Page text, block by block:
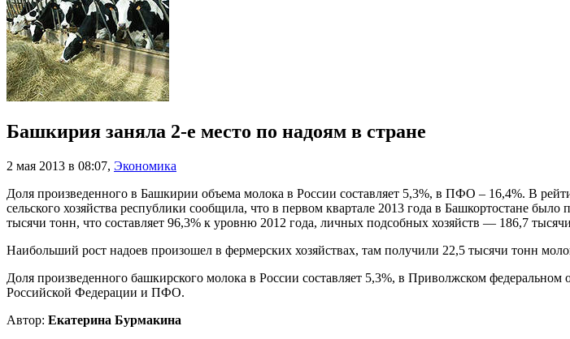
Башкирия заняла 2-е место по надоям в стране
2 мая 2013 в 08:07, Экономика
Доля произведенного в Башкирии объема молока в России составляет 5,3%, в ПФО – 16,4%. В
сельского хозяйства республики сообщила, что в первом квартале 2013 года в Башкортостане
тысячи тонн, что составляет 96,3% к уровню 2012 года, личных подсобных хозяйств — 186,7
Наибольший рост надоев произошел в фермерских хозяйствах, там получили 22,5 тысячи тонн
Доля произведенного башкирского молока в России составляет 5,3%, в Приволжском
Российской Федерации и ПФО.
Автор: Екатерина Бурмакина